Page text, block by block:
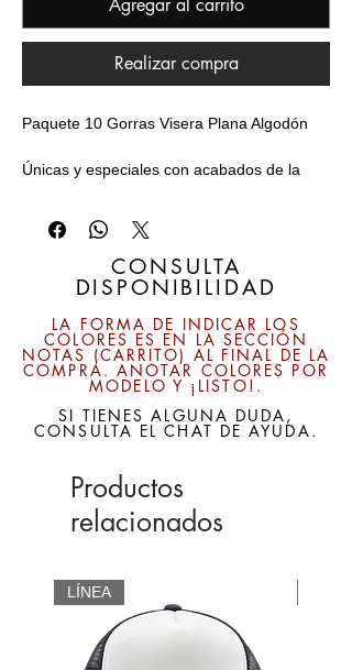
Agregar al carrito
Realizar compra
Paquete 10 Gorras Visera Plana Algodón
Únicas y especiales con acabados de la
Broche: Plástico
Agrega tu bordado personalizado y dale
calidad a tus proyectos con gorras
CONSULTA
DISPONIBILIDAD
LA FORMA DE INDICAR LOS
COLORES ES EN LA SECCIÓN
NOTAS (CARRITO) AL FINAL DE LA
COMPRA. ANOTAR COLORES POR
MODELO Y ¡LISTO!.
SI TIENES ALGUNA DUDA,
CONSULTA EL CHAT DE AYUDA.
Productos
relacionados
LÍNEA